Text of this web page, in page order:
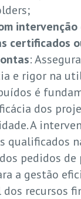
intervenção
certificados
:
e rigor na
é
dos
A
qualificados
pedidos
a gestão
dos recursos